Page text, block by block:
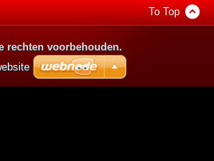
To Top
rechten voorbehouden.